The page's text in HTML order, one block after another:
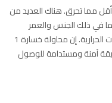
مما تحرق. هناك العديد من
في ذلك الجنس والعمر
والوزن في البداية والنوم ومدى نقص السعرات الحرارية. إن محاولة خسارة 1
هي طريقة آمنة ومستدامة للوصول